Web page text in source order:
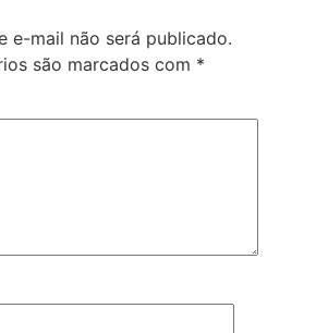
e-mail não será publicado.
são marcados com *